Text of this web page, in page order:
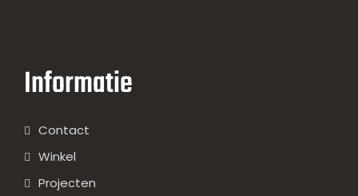
Informatie
Contact
Winkel
Projecten